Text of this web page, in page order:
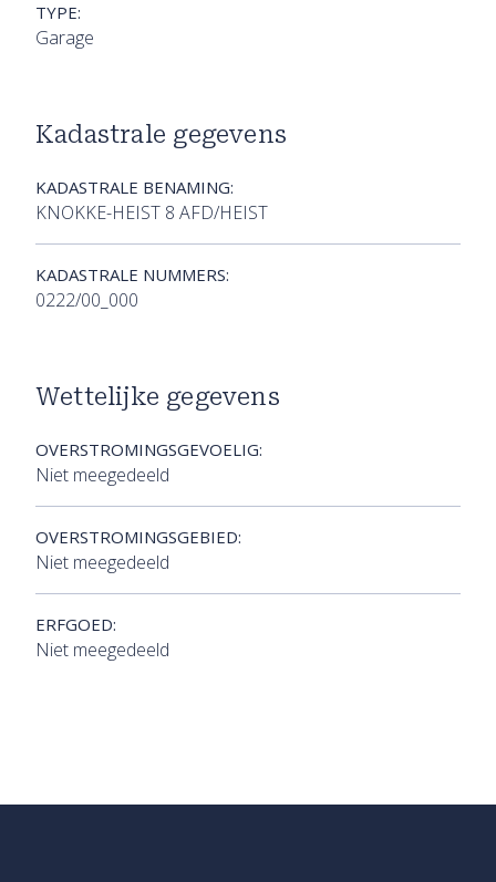
TYPE:
Garage
Kadastrale gegevens
KADASTRALE BENAMING:
KNOKKE-HEIST 8 AFD/HEIST
KADASTRALE NUMMERS:
0222/00_000
Wettelijke gegevens
OVERSTROMINGSGEVOELIG:
Niet meegedeeld
OVERSTROMINGSGEBIED:
Niet meegedeeld
ERFGOED:
Niet meegedeeld